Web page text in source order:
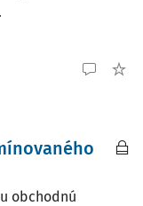
obchodnú